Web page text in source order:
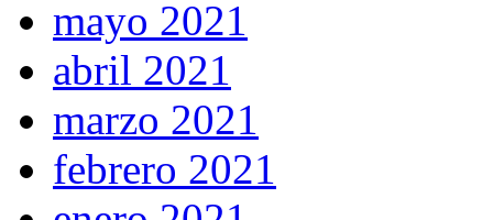
mayo 2021
abril 2021
marzo 2021
febrero 2021